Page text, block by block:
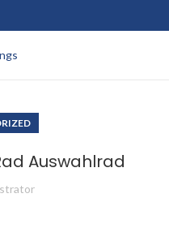
Auswahlrad